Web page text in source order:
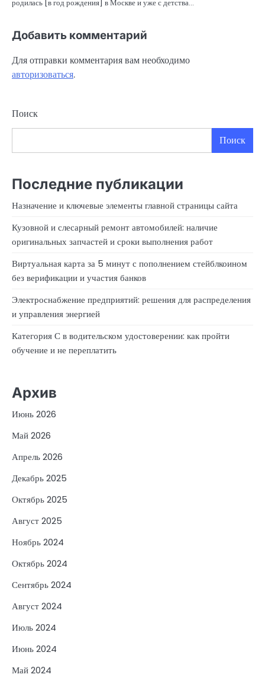
родилась [в год рождения] в Москве и уже с детства…
Добавить комментарий
Для отправки комментария вам необходимо
авторизоваться.
Поиск
Поиск
Последние публикации
Назначение и ключевые элементы главной страницы сайта
Кузовной и слесарный ремонт автомобилей: наличие
оригинальных запчастей и сроки выполнения работ
Виртуальная карта за 5 минут с пополнением стейблкоином
без верификации и участия банков
Электроснабжение предприятий: решения для распределения
и управления энергией
Категория С в водительском удостоверении: как пройти
обучение и не переплатить
Архив
Июнь 2026
Май 2026
Апрель 2026
Декабрь 2025
Октябрь 2025
Август 2025
Ноябрь 2024
Октябрь 2024
Сентябрь 2024
Август 2024
Июль 2024
Июнь 2024
Май 2024